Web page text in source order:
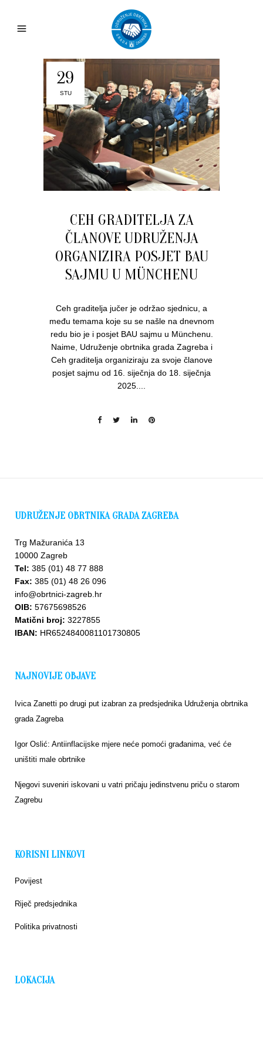
Upišite
se u
bazu
29
STU
CEH GRADITELJA ZA
ČLANOVE UDRUŽENJA
ORGANIZIRA POSJET BAU
SAJMU U MÜNCHENU
Ceh graditelja jučer je održao sjednicu, a
među temama koje su se našle na dnevnom
redu bio je i posjet BAU sajmu u Münchenu.
Naime, Udruženje obrtnika grada Zagreba i
Ceh graditelja organiziraju za svoje članove
posjet sajmu od 16. siječnja do 18. siječnja
2025....
UDRUŽENJE OBRTNIKA GRADA ZAGREBA
Trg Mažuranića 13
10000 Zagreb
Tel: 385 (01) 48 77 888
Fax: 385 (01) 48 26 096
info@obrtnici-zagreb.hr
OIB: 57675698526
Matični broj: 3227855
IBAN: HR6524840081101730805
NAJNOVIJE OBJAVE
Ivica Zanetti po drugi put izabran za predsjednika Udruženja obrtnika
grada Zagreba
Igor Oslić: Antiinflacijske mjere neće pomoći građanima, već će
uništiti male obrtnike
Njegovi suveniri iskovani u vatri pričaju jedinstvenu priču o starom
Zagrebu
KORISNI LINKOVI
Povijest
Riječ predsjednika
Politika privatnosti
LOKACIJA